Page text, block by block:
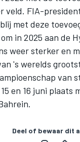
veld. FIA-
met deze
in 2025 aan de
weer sterker en
's werelds
van
en 16 juni plaats
Deel of bewaar dit